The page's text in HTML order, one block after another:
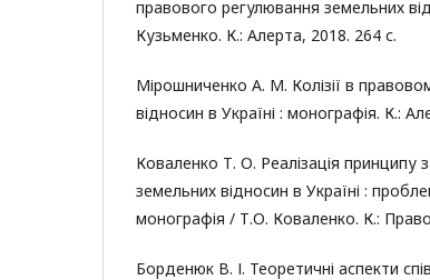
правового регулювання земельних
Кузьменко. К.: Алерта, 2018. 264 с.
Мірошниченко А. М. Колізії в
відносин в Україні : монографія. К.:
Коваленко Т. О. Реалізація принципу
земельних відносин в Україні :
монографія / Т.О. Коваленко. К.:
Борденюк В. І. Теоретичні аспекти